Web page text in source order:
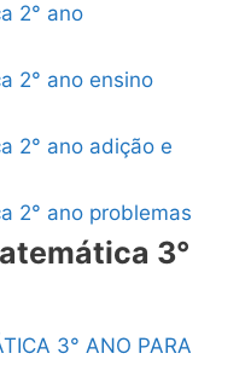
2° ano
2° ano ensino
2° ano adição e
2° ano problemas
3°
3° ANO PARA